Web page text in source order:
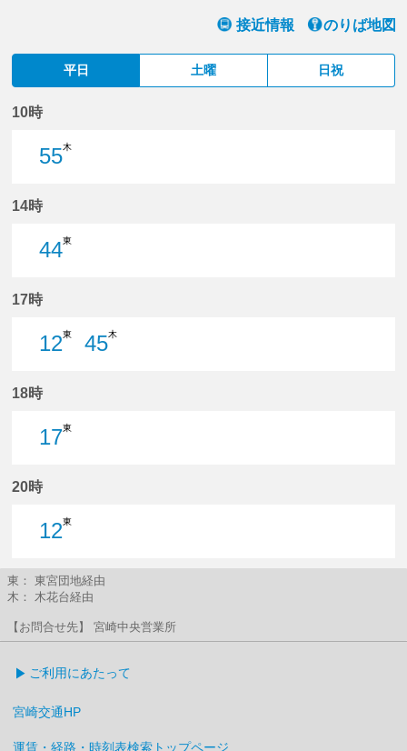
接近情報 のりば地図
平日 土曜 日祝
10時
55木
14時
44東
17時
12東
45木
18時
17東
20時
12東
東： 東宮団地経由
木： 木花台経由
【お問合せ先】 宮崎中央営業所
ご利用にあたって
宮崎交通HP
運賃・経路・時刻表検索トップページ